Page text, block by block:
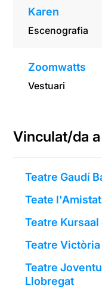
Karen
Escenografia
Zoomwatts
Vestuari
Vinculat/da a
Teatre Gaudí
Teate
Teatre
Teatre Victòria
Teatre
Llobregat